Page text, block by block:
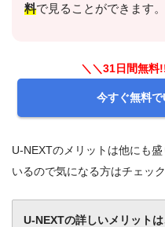
料で見ることができます。
＼＼31日間無料
今すぐ無料
U-NEXTのメリットは他にも
いるので気になる方はチェッ
U-NEXTの詳しいメリット